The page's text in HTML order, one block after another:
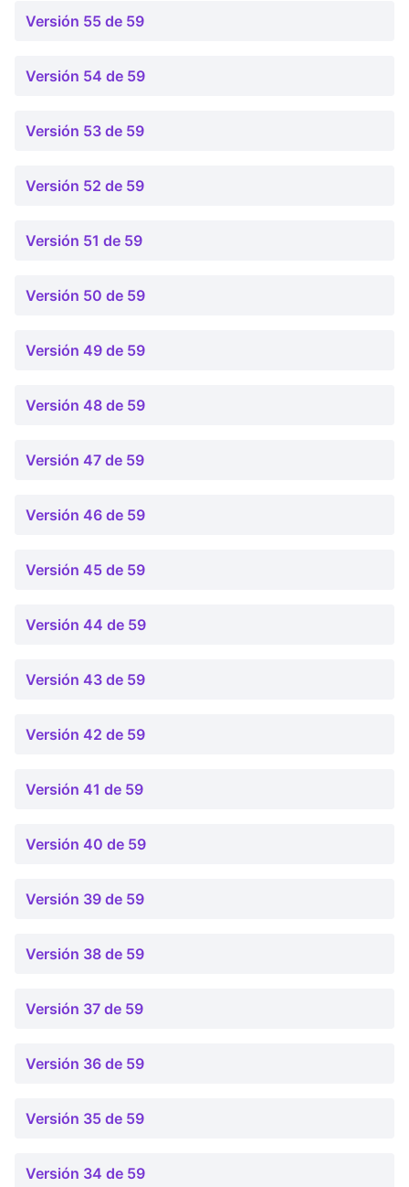
Versión 55 de 59
Versión 54 de 59
Versión 53 de 59
Versión 52 de 59
Versión 51 de 59
Versión 50 de 59
Versión 49 de 59
Versión 48 de 59
Versión 47 de 59
Versión 46 de 59
Versión 45 de 59
Versión 44 de 59
Versión 43 de 59
Versión 42 de 59
Versión 41 de 59
Versión 40 de 59
Versión 39 de 59
Versión 38 de 59
Versión 37 de 59
Versión 36 de 59
Versión 35 de 59
Versión 34 de 59